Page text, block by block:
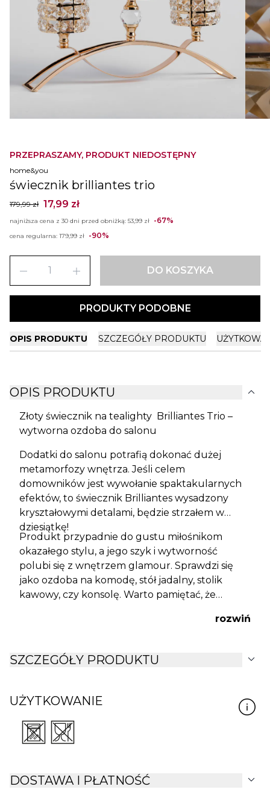
PRZEPRASZAMY, PRODUKT NIEDOSTĘPNY
home&you
świecznik brilliantes trio
179,99 zł 17,99 zł
najniższa cena z 30 dni przed obniżką: 53,99 zł -67%
cena regularna: 179,99 zł -90%
remove add DO KOSZYKA
PRODUKTY PODOBNE
OPIS PRODUKTU SZCZEGÓŁY PRODUKTU
OPIS PRODUKTU expand_more
Złoty świecznik na tealighty Brilliantes Trio –
wytworna ozdoba do salonu
Dodatki do salonu potrafią dokonać dużej
metamorfozy wnętrza. Jeśli celem
domowników jest wywołanie spaktakularnych
efektów, to świecznik Brilliantes wysadzony
kryształowymi detalami, będzie strzałem w
dziesiątkę!
Produkt przypadnie do gustu miłośnikom
okazałego stylu, a jego szyk i wytworność
polubi się z wnętrzem glamour. Sprawdzi się
jako ozdoba na komodę, stół jadalny, stolik
kawowy, czy konsolę. Warto pamiętać, że
ponadczasowa i nigdy nie wychodzi z mody,rozwiń
SZCZEGÓŁY PRODUKTU expand_more
UŻYTKOWANIE
DOSTAWA I PŁATNOŚĆ expand_more